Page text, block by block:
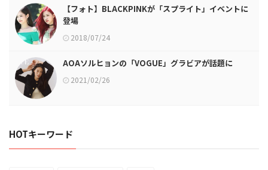
【フォト】BLACKPINKが「スプライト」イベントに
登場
2018/07/24
AOAソルヒョンの「VOGUE」グラビアが話題に
2021/02/26
HOTキーワード